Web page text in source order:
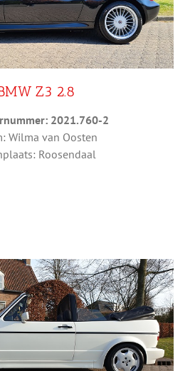
Z3 2.8
2021.760-2
Wilma van Oosten
Roosendaal